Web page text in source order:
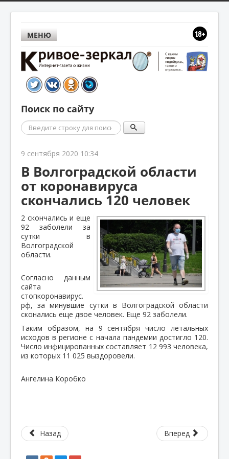
МЕНЮ
Поиск по сайту
Поиск
9 сентября 2020 10:34
В Волгоградской области
от коронавируса
скончались 120 человек
2 скончались и еще
92 заболели за
сутки в
Волгоградской
области.
Согласно данным
сайта
стопкоронавирус.
рф, за минувшие сутки в Волгоградской области
сконались еще двое человек. Еще 92 заболели.
Таким образом, на 9 сентября число летальных
исходов в регионе с начала пандемии достигло 120.
Число инфицированных составляет 12 993 человека,
из которых 11 025 выздоровели.
Ангелина Коробко
Назад Вперед